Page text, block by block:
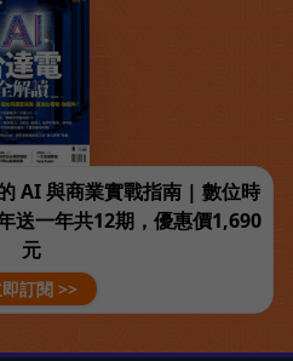
AI 與商業實戰指南 | 數位時
送一年共12期，優惠價1,690
元
訂閱 >>